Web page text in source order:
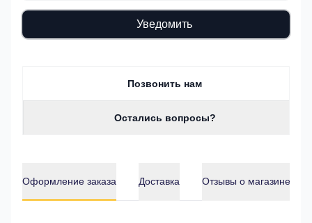
Уведомить
Позвонить нам
Остались вопросы?
Оформление заказа Доставка Отзывы о магазине